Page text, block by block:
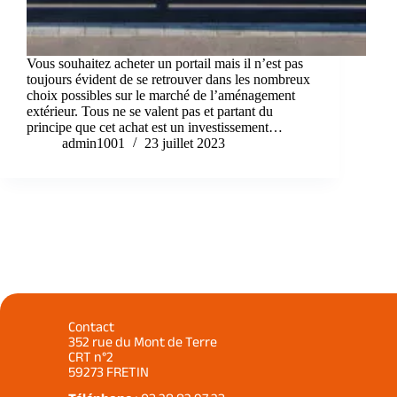
Vous souhaitez acheter un portail mais il n’est pas
toujours évident de se retrouver dans les nombreux
choix possibles sur le marché de l’aménagement
extérieur. Tous ne se valent pas et partant du
principe que cet achat est un investissement…
admin1001
23 juillet 2023
Contact
352 rue du Mont de Terre
CRT n°2
59273 FRETIN